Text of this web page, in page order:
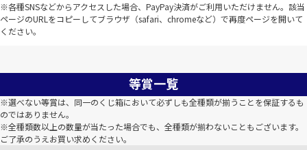
※各種SNSなどからアクセスした場合、PayPay決済がご利用いただけません。該当
ページのURLをコピーしてブラウザ（safari、chromeなど）で再度ページを開いて
ください。
等賞一覧
※選べない等賞は、同一のくじ箱において必ずしも全種類が揃うことを保証するも
のではありません。
※全種類数以上の数量が当たった場合でも、全種類が揃わないこともございます。
ご了承のうえお買い求めください。